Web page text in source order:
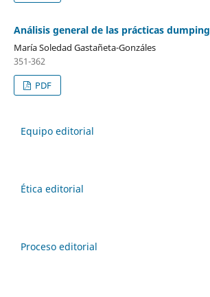
Análisis general de las prácticas dumping
María Soledad Gastañeta-Gonzáles
351-362
PDF
Equipo editorial
Ética editorial
Proceso editorial